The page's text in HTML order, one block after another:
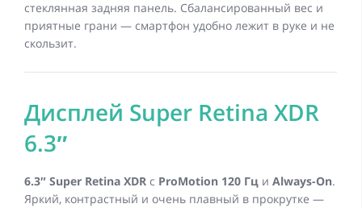
стеклянная задняя панель. Сбалансированный вес и
приятные грани — смартфон удобно лежит в руке и не
скользит.
Дисплей Super Retina XDR
6.3″
6.3″ Super Retina XDR с ProMotion 120 Гц и Always-On.
Яркий, контрастный и очень плавный в прокрутке —